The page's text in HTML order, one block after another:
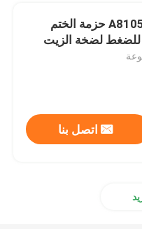
A810599001427 حزمة الختم
للضغط لضخة الزيت
اتصل بنا